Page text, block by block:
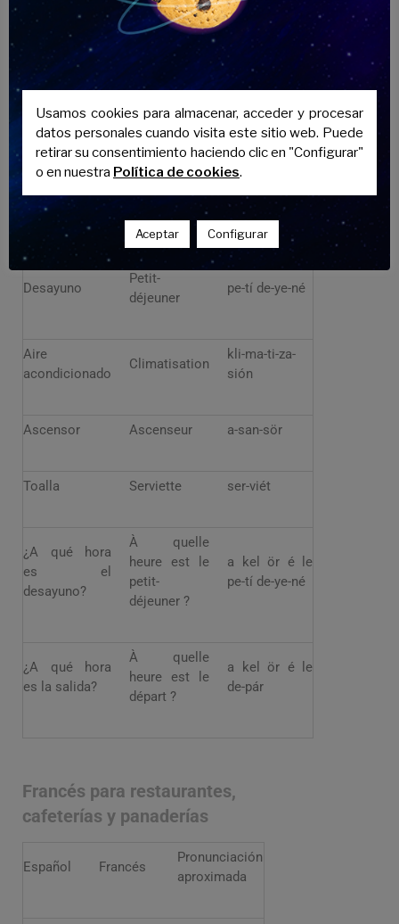
Tengo una
reserva
J’ai une
réservation
yé ün re-zer-
A nombre de… Au nom de… o nom de
Habitación Chambre shambr
Clé clé
Desayuno
Petit-
déjeuner
pe-tí de-ye-né
Aire
acondicionado
Climatisation
kli-ma-ti-za-
sión
Ascensor Ascenseur a-san-sör
Toalla Serviette ser-viét
¿A qué hora
es el
desayuno?
À quelle
heure est le
petit-
déjeuner ?
a kel ör é le
pe-tí de-ye-né
¿A qué hora
es la salida?
À quelle
heure est le
départ ?
a kel ör é le
de-pár
Francés para restaurantes,
cafeterías y panaderías
Español Francés
Pronunciación
aproximada
Usamos cookies para almacenar, acceder y procesar
datos personales cuando visita este sitio web. Puede
retirar su consentimiento haciendo clic en "Configurar"
o en nuestra Política de cookies.
Aceptar Configurar